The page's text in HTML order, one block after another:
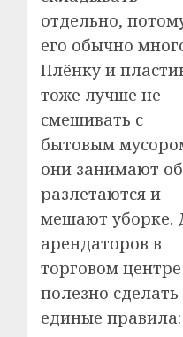
отдельно,
его обычно
Плёнку и
тоже лучше не
смешивать с
бытовым
они занимают
разлетаются и
мешают уборке.
арендаторов в
торговом центре
полезно сделать
единые правила: